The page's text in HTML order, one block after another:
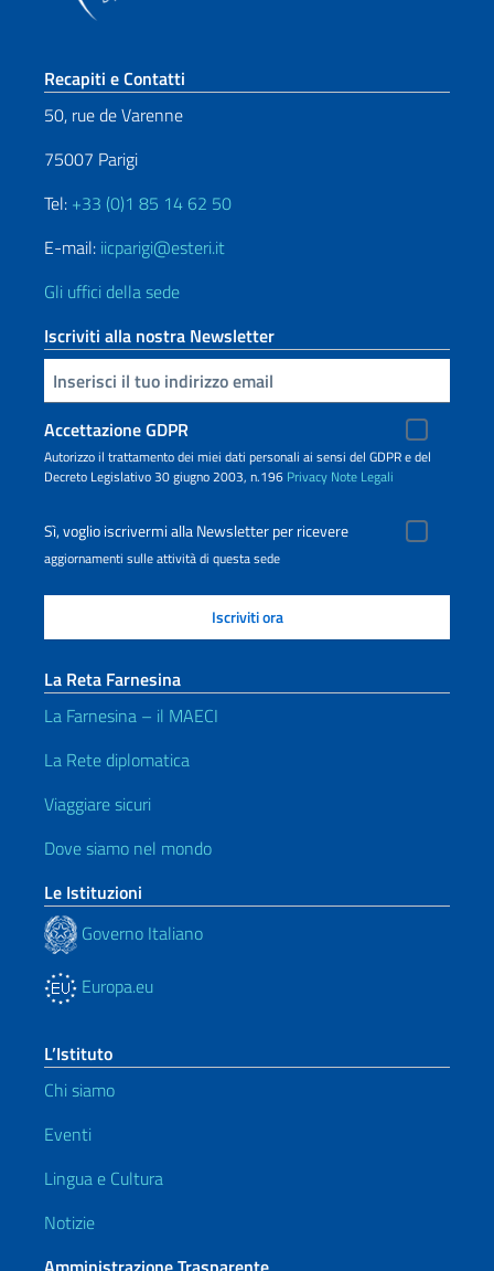
Sezione footer
Recapiti e Contatti
50, rue de Varenne
75007 Parigi
Tel: +33 (0)1 85 14 62 50
E-mail: iicparigi@esteri.it
Gli uffici della sede
Iscriviti alla nostra Newsletter
Inserisci la tua email
Accettazione GDPR
Autorizzo il trattamento dei miei dati personali ai sensi del GDPR e del
Decreto Legislativo 30 giugno 2003, n.196 Privacy Note Legali
Sì, voglio iscrivermi alla Newsletter per ricevere
aggiornamenti sulle attività di questa sede
La Reta Farnesina
La Farnesina – il MAECI
La Rete diplomatica
Viaggiare sicuri
Dove siamo nel mondo
Le Istituzioni
Governo Italiano
Europa.eu
L’Istituto
Chi siamo
Eventi
Lingua e Cultura
Notizie